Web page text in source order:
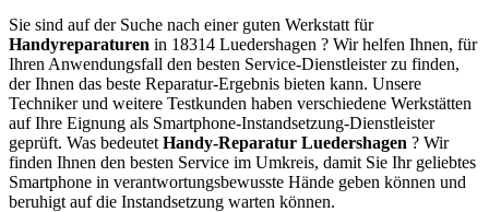
Sie sind auf der Suche nach einer guten Werkstatt für
Handyreparaturen in 18314 Luedershagen ? Wir helfen Ihnen, für
Ihren Anwendungsfall den besten Service-Dienstleister zu finden,
der Ihnen das beste Reparatur-Ergebnis bieten kann. Unsere
Techniker und weitere Testkunden haben verschiedene Werkstätten
auf Ihre Eignung als Smartphone-Instandsetzung-Dienstleister
geprüft. Was bedeutet Handy-Reparatur Luedershagen ? Wir
finden Ihnen den besten Service im Umkreis, damit Sie Ihr geliebtes
Smartphone in verantwortungsbewusste Hände geben können und
beruhigt auf die Instandsetzung warten können.